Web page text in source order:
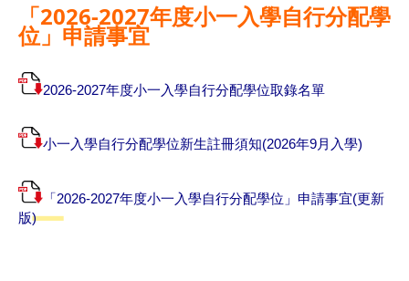
「2026-2027年度小一入學自行分配學
位」申請事宜
2026-2027年度小一入學自行分配學位取錄名單
小一入學自行分配學位新生註冊須知(2026年9月入學)
「2026-2027年度小一入學自行分配學位」申請事宜(更新
版)